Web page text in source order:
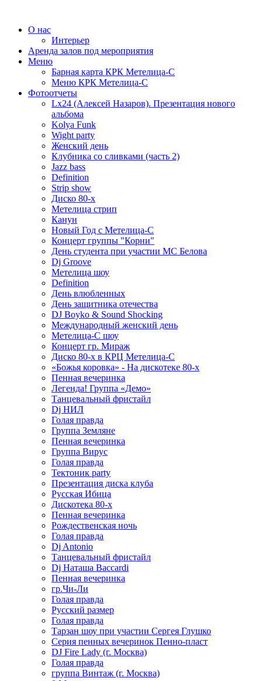
О нас
Интерьер
Аренда залов под мероприятия
Меню
Барная карта КРК Метелица-С
Меню КРК Метелица-С
Фотоотчеты
Lx24 (Алексей Назаров). Презентация нового
альбома
Kolya Funk
Wight party
Женский день
Клубника со сливками (часть 2)
Jazz bass
Definition
Strip show
Диско 80-х
Метелица стрип
Канун
Новый Год с Метелица-С
Концерт группы "Корни"
День студента при участии МС Белова
Dj Groove
Метелица шоу
Definition
День влюбленных
День защитника отечества
DJ Boyko & Sound Shocking
Международный женский день
Метелица-С шоу
Концерт гр. Мираж
Диско 80-х в КРЦ Метелица-С
«Божья коровка» - На дискотеке 80-х
Пенная вечеринка
Легенда! Группа «Демо»
Танцевальный фристайл
Dj НИЛ
Голая правда
Группа Земляне
Пенная вечеринка
Группа Вирус
Голая правда
Тектоник party
Презентация диска клуба
Русская Ибица
Дискотека 80-х
Пенная вечеринка
Рождественская ночь
Голая правда
Dj Antonio
Танцевальный фристайл
Dj Наташа Baccardi
Пенная вечеринка
гр.Чи-Ли
Голая правда
Русский размер
Голая правда
Тарзан шоу при участии Сергея Глушко
Серия пенных вечеринок Пенно-пласт
DJ Fire Lady (г. Москва)
Голая правда
группа Винтаж (г. Москва)